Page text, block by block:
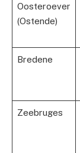
Oosteroever
(Ostende)
Bredene
Zeebruges